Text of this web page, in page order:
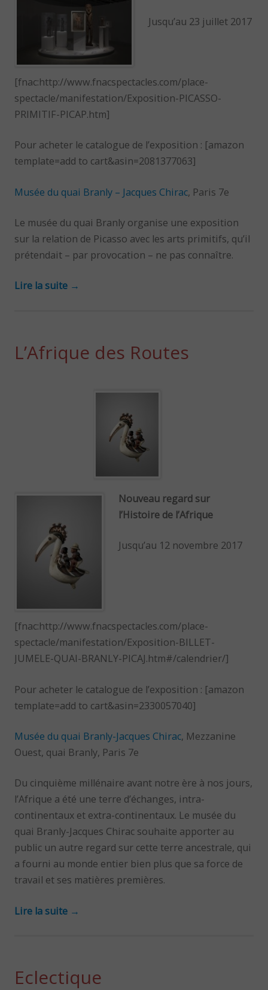
Jusqu’au 23 juillet 2017
[fnac:http://www.fnacspectacles.com/place-
spectacle/manifestation/Exposition-PICASSO-
PRIMITIF-PICAP.htm]
Pour acheter le catalogue de l’exposition : [amazon
template=add to cart&asin=2081377063]
Musée du quai Branly – Jacques Chirac, Paris 7e
Le musée du quai Branly organise une exposition
sur la relation de Picasso avec les arts primitifs, qu’il
prétendait – par provocation – ne pas connaître.
Lire la suite →
L’Afrique des Routes
Nouveau regard sur
l’Histoire de l’Afrique
Jusqu’au 12 novembre 2017
[fnac:http://www.fnacspectacles.com/place-
spectacle/manifestation/Exposition-BILLET-
JUMELE-QUAI-BRANLY-PICAJ.htm#/calendrier/]
Pour acheter le catalogue de l’exposition : [amazon
template=add to cart&asin=2330057040]
Musée du quai Branly-Jacques Chirac, Mezzanine
Ouest, quai Branly, Paris 7e
Du cinquième millénaire avant notre ère à nos jours,
l’Afrique a été une terre d’échanges, intra-
continentaux et extra-continentaux. Le musée du
quai Branly-Jacques Chirac souhaite apporter au
public un autre regard sur cette terre ancestrale, qui
a fourni au monde entier bien plus que sa force de
travail et ses matières premières.
Lire la suite →
Eclectique